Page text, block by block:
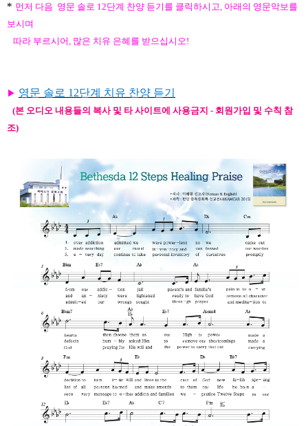
* 먼저 다음 영문 솔로 12단계 찬양 듣기를 클릭하시고, 아래의 영문악보를
보시며
따라 부르시어, 많은 치유 은혜를 받으십시오!
▶ 영문 솔로 12단계 치유 찬양 듣기
(본 오디오 내용들의 복사 및 타 사이트에 사용금지 - 회원가입 및 수칙 참
조)